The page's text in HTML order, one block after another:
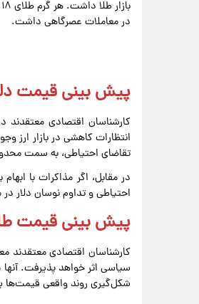
در معاملات عصرگاهی داشت.
پیش ‌بینی قیمت
کارشناسان اقتصادی معتقدند
انتظارات کاهشی در بازار ارز
تقاضای احتیاطی، به سمت محدوده‌های
در مقابل، اگر مذاکرات با
احتیاطی و تداوم نوسان دلار در محدوده ۱۷۵ هزار تومان و حتی سطوح بالاتر دور
پیش ‌بینی قیمت
کارشناسان اقتصادی معتقدند
سیاسی اثر خواهد پذیرفت.
شکل‌گیری روند واقعی قیمت‌ها